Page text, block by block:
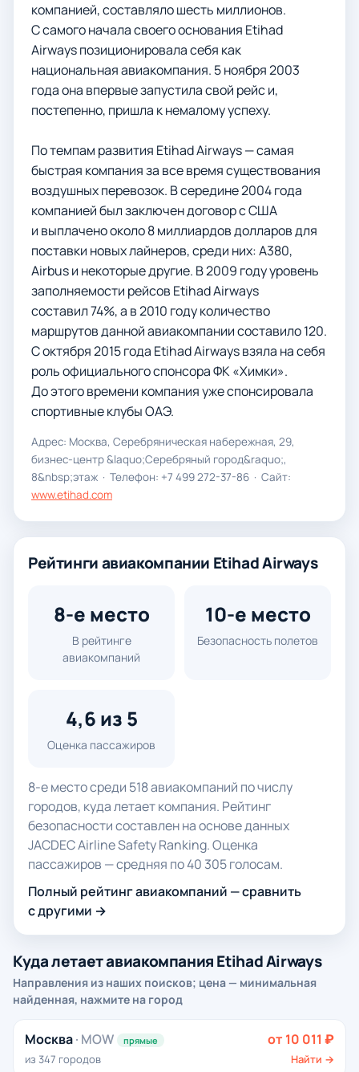
компанией, составляло шесть миллионов.
С самого начала своего основания Etihad
Airways позиционировала себя как
национальная авиакомпания. 5 ноября 2003
года она впервые запустила свой рейс и,
постепенно, пришла к немалому успеху.
По темпам развития Etihad Airways — самая
быстрая компания за все время существования
воздушных перевозок. В середине 2004 года
компанией был заключен договор с США
и выплачено около 8 миллиардов долларов для
поставки новых лайнеров, среди них: A380,
Airbus и некоторые другие. В 2009 году уровень
заполняемости рейсов Etihad Airways
составил 74%, а в 2010 году количество
маршрутов данной авиакомпании составило 120.
С октября 2015 года Etihad Airways взяла на себя
роль официального спонсора ФК «Химки».
До этого времени компания уже спонсировала
спортивные клубы ОАЭ.
Адрес: Москва, Серебряническая набережная, 29,
бизнес-центр &laquo;Серебряный город&raquo;,
8&nbsp;этаж · Телефон: +7 499 272-37-86 · Сайт:
www.etihad.com
Рейтинги авиакомпании Etihad Airways
8-е место
В рейтинге
авиакомпаний
10-е место
Безопасность полетов
4,6 из 5
Оценка пассажиров
8-е место среди 518 авиакомпаний по числу
городов, куда летает компания. Рейтинг
безопасности составлен на основе данных
JACDEC Airline Safety Ranking. Оценка
пассажиров — средняя по 40 305 голосам.
Полный рейтинг авиакомпаний — сравнить
с другими →
Куда летает авиакомпания Etihad Airways
Направления из наших поисков; цена — минимальная
найденная, нажмите на город
Москва· MOW прямые
из 347 городов
от 10 011 ₽
Найти →